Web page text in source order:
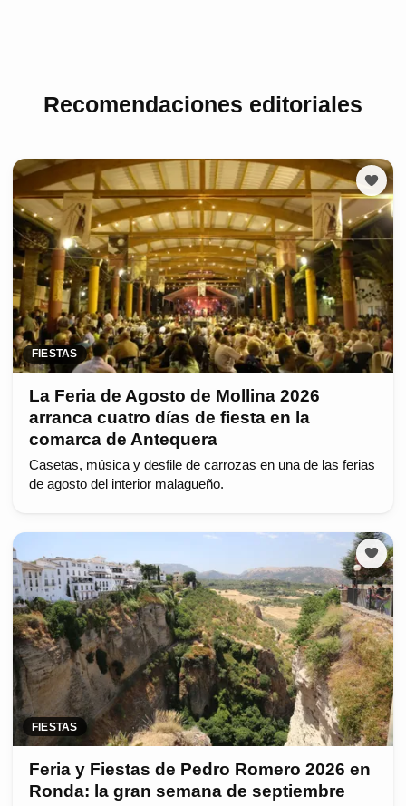
Recomendaciones editoriales
FIESTAS
La Feria de Agosto de Mollina 2026
arranca cuatro días de fiesta en la
comarca de Antequera
Casetas, música y desfile de carrozas en una de las ferias
de agosto del interior malagueño.
FIESTAS
Feria y Fiestas de Pedro Romero 2026 en
Ronda: la gran semana de septiembre